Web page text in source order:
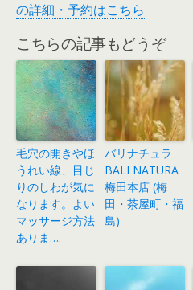
の詳細・予約はこちら
こちらの記事もどうぞ
毛穴の開きやほ
うれい線、目じ
りのしわが気に
なります。よい
マッサージ方法
ありま….
バリナチュラ
BALI NATURA
梅田本店 (梅
田・茶屋町・福
島)